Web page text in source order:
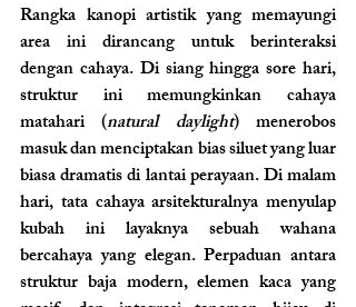
Rangka kanopi artistik yang memayungi
area ini dirancang untuk berinteraksi
dengan cahaya. Di siang hingga sore hari,
struktur ini memungkinkan cahaya
matahari (natural daylight) menerobos
masuk dan menciptakan bias siluet yang luar
biasa dramatis di lantai perayaan. Di malam
hari, tata cahaya arsitekturalnya menyulap
kubah ini layaknya sebuah wahana
bercahaya yang elegan. Perpaduan antara
struktur baja modern, elemen kaca yang